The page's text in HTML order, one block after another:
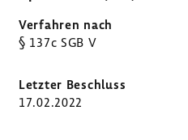
§ 137c SGB V
17.02.2022